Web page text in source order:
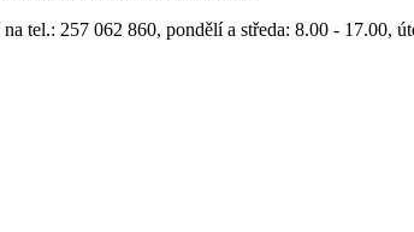
tel.: 257 062 860, pondělí a středa: 8.00 - 17.00,